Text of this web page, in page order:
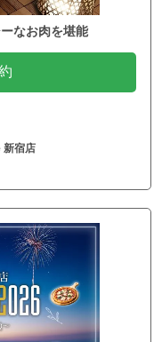
なお肉を堪能
新宿店